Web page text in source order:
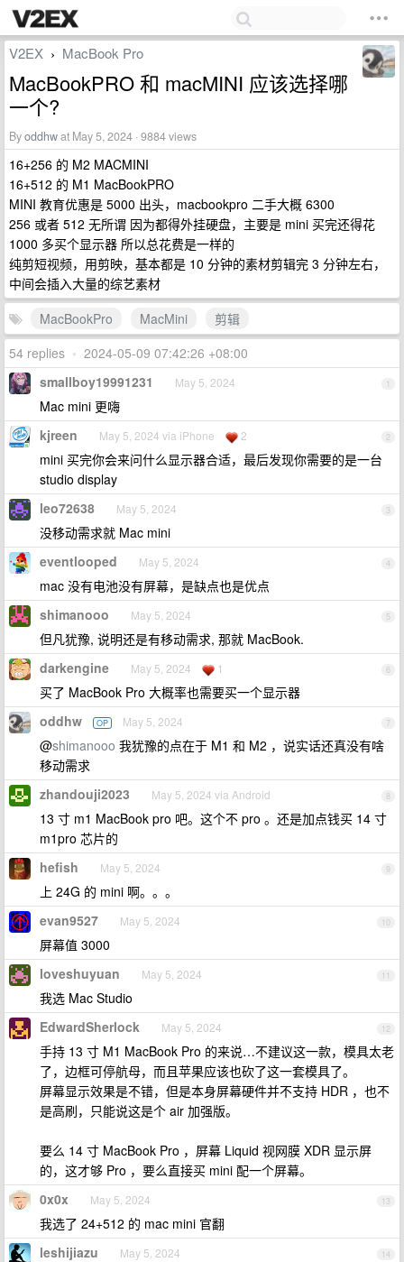
V2EX › MacBook Pro
MacBookPRO 和 macMINI 应该选择哪
一个?
Byoddhwat May 5, 2024 · 9884 views
16+256 的 M2 MACMINI
16+512 的 M1 MacBookPRO
MINI 教育优惠是 5000 出头，macbookpro 二手大概 6300
256 或者 512 无所谓 因为都得外挂硬盘，主要是 mini 买完还得花
1000 多买个显示器 所以总花费是一样的
纯剪短视频，用剪映，基本都是 10 分钟的素材剪辑完 3 分钟左右，
中间会插入大量的综艺素材
MacBookPro
MacMini
剪辑
54 replies • 2024-05-09 07:42:26 +08:00
1
smallboy19991231 May 5, 2024
Mac mini 更嗨
2
kjreen May 5, 2024 via iPhone 2
mini 买完你会来问什么显示器合适，最后发现你需要的是一台
studio display
3
leo72638 May 5, 2024
没移动需求就 Mac mini
4
eventlooped May 5, 2024
mac 没有电池没有屏幕，是缺点也是优点
5
shimanooo May 5, 2024
但凡犹豫, 说明还是有移动需求, 那就 MacBook.
6
darkengine May 5, 2024 1
买了 MacBook Pro 大概率也需要买一个显示器
7
oddhw OP May 5, 2024
@shimanooo 我犹豫的点在于 M1 和 M2 ，说实话还真没有啥
移动需求
8
zhandouji2023 May 5, 2024 via Android
13 寸 m1 MacBook pro 吧。这个不 pro 。还是加点钱买 14 寸
m1pro 芯片的
9
hefish May 5, 2024
上 24G 的 mini 啊。。。
10
evan9527 May 5, 2024
屏幕值 3000
11
loveshuyuan May 5, 2024
我选 Mac Studio
12
EdwardSherlock May 5, 2024
手持 13 寸 M1 MacBook Pro 的来说…不建议这一款，模具太老
了，边框可停航母，而且苹果应该也砍了这一套模具了。
屏幕显示效果是不错，但是本身屏幕硬件并不支持 HDR ，也不
是高刷，只能说这是个 air 加强版。
要么 14 寸 MacBook Pro ，屏幕 Liquid 视网膜 XDR 显示屏
的，这才够 Pro ，要么直接买 mini 配一个屏幕。
13
0x0x May 5, 2024
我选了 24+512 的 mac mini 官翻
14
leshijiazu May 5, 2024